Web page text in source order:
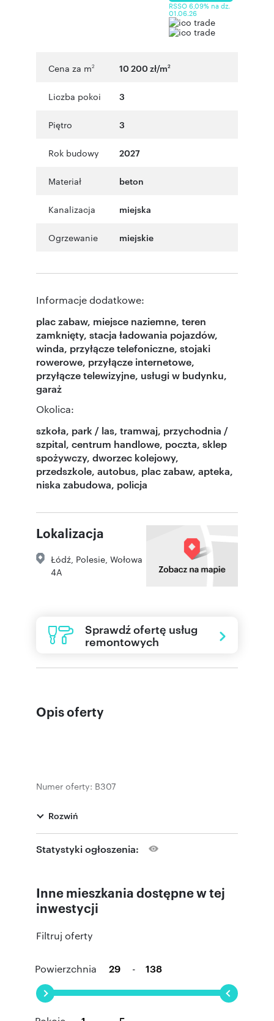
RSSO 6,09% na dz.
01.06.26
Cena za m2 10 200 zł/m2
Liczba pokoi 3
Piętro 3
Rok budowy 2027
Materiał beton
Kanalizacja miejska
Ogrzewanie miejskie
Informacje dodatkowe:
plac zabaw, miejsce naziemne, teren
zamknięty, stacja ładowania pojazdów,
winda, przyłącze telefoniczne, stojaki
rowerowe, przyłącze internetowe,
przyłącze telewizyjne, usługi w budynku,
garaż
Okolica:
szkoła, park / las, tramwaj, przychodnia /
szpital, centrum handlowe, poczta, sklep
spożywczy, dworzec kolejowy,
przedszkole, autobus, plac zabaw, apteka,
niska zabudowa, policja
Lokalizacja
Łódź Polesie Wołowa
4A
Sprawdź ofertę usług
remontowych
Opis oferty
Numer oferty: B307
Rozwiń
Statystyki ogłoszenia:
Inne mieszkania dostępne w tej
inwestycji
Filtruj oferty
Powierzchnia -